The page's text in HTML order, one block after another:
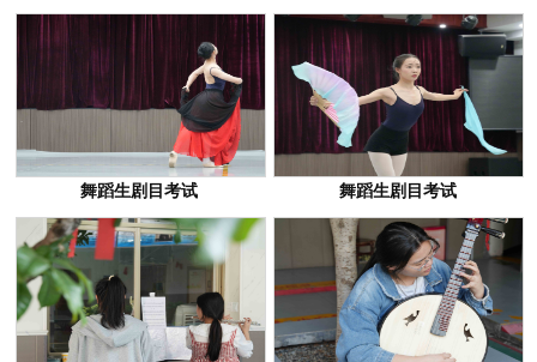
舞蹈生剧目考试 舞蹈生剧目考试